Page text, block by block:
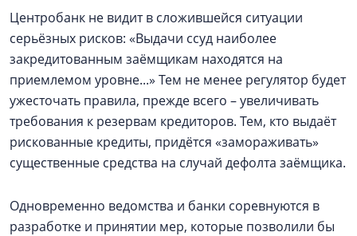
Центробанк не видит в сложившейся ситуации
серьёзных рисков: «Выдачи ссуд наиболее
закредитованным заёмщикам находятся на
приемлемом уровне...» Тем не менее регулятор будет
ужесточать правила, прежде всего – увеличивать
требования к резервам кредиторов. Тем, кто выдаёт
рискованные кредиты, придётся «замораживать»
существенные средства на случай дефолта заёмщика.
Одновременно ведомства и банки соревнуются в
разработке и принятии мер, которые позволили бы